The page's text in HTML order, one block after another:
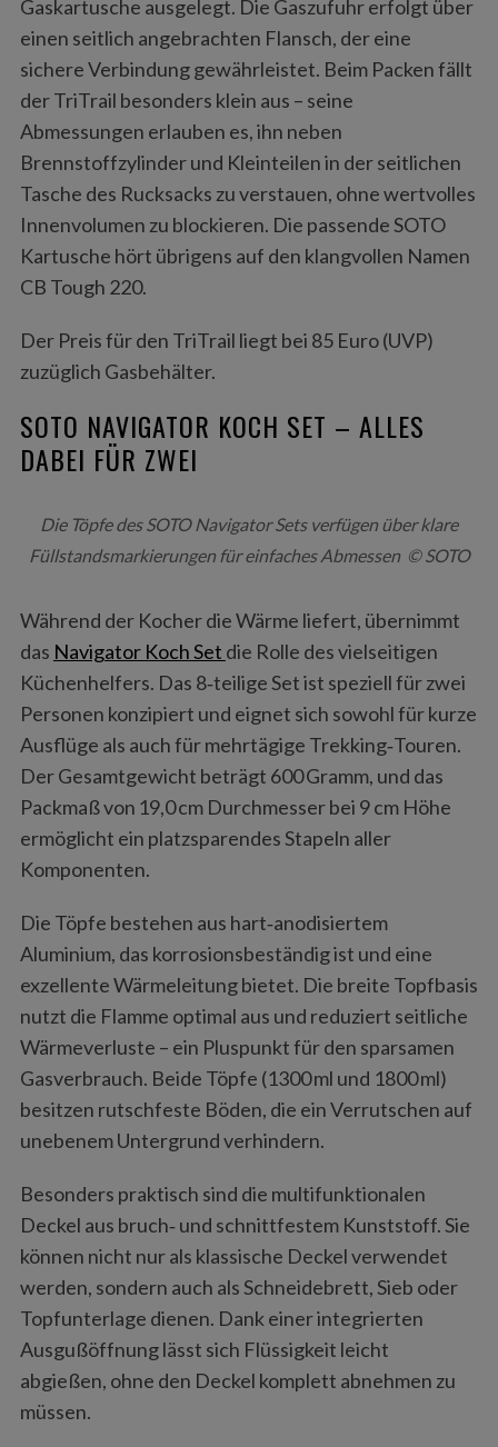
Gaskartusche ausgelegt. Die Gaszufuhr erfolgt über
einen seitlich angebrachten Flansch, der eine
sichere Verbindung gewährleistet. Beim Packen fällt
der TriTrail besonders klein aus – seine
Abmessungen erlauben es, ihn neben
Brennstoffzylinder und Kleinteilen in der seitlichen
Tasche des Rucksacks zu verstauen, ohne wertvolles
Innenvolumen zu blockieren. Die passende SOTO
Kartusche hört übrigens auf den klangvollen Namen
CB Tough 220.
Der Preis für den TriTrail liegt bei 85 Euro (UVP)
zuzüglich Gasbehälter.
SOTO NAVIGATOR KOCH SET – ALLES
DABEI FÜR ZWEI
Die Töpfe des SOTO Navigator Sets verfügen über klare
Füllstandsmarkierungen für einfaches Abmessen © SOTO
Während der Kocher die Wärme liefert, übernimmt
das Navigator Koch Set die Rolle des vielseitigen
Küchenhelfers. Das 8‑teilige Set ist speziell für zwei
Personen konzipiert und eignet sich sowohl für kurze
Ausflüge als auch für mehrtägige Trekking‑Touren.
Der Gesamtgewicht beträgt 600 Gramm, und das
Packmaß von 19,0 cm Durchmesser bei 9 cm Höhe
ermöglicht ein platzsparendes Stapeln aller
Komponenten.
Die Töpfe bestehen aus hart‑anodisiertem
Aluminium, das korrosionsbeständig ist und eine
exzellente Wärmeleitung bietet. Die breite Topfbasis
nutzt die Flamme optimal aus und reduziert seitliche
Wärmeverluste – ein Pluspunkt für den sparsamen
Gasverbrauch. Beide Töpfe (1300 ml und 1800 ml)
besitzen rutschfeste Böden, die ein Verrutschen auf
unebenem Untergrund verhindern.
Besonders praktisch sind die multifunktionalen
Deckel aus bruch‑ und schnittfestem Kunststoff. Sie
können nicht nur als klassische Deckel verwendet
werden, sondern auch als Schneidebrett, Sieb oder
Topfunterlage dienen. Dank einer integrierten
Ausgußöffnung lässt sich Flüssigkeit leicht
abgießen, ohne den Deckel komplett abnehmen zu
müssen.